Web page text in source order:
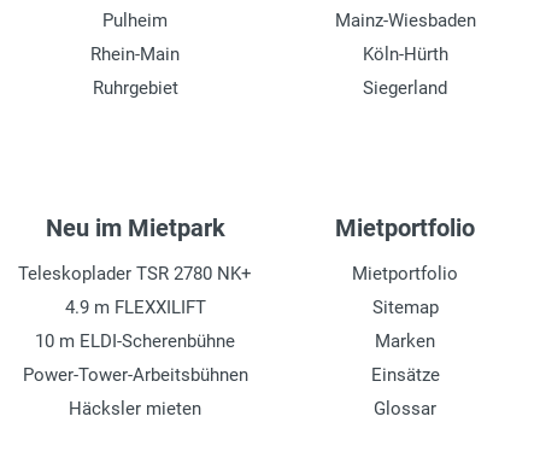
Pulheim
Rhein-Main
Ruhrgebiet
Mainz-Wiesbaden
Köln-Hürth
Siegerland
Neu im Mietpark
Teleskoplader TSR 2780 NK+
4.9 m FLEXXILIFT
10 m ELDI-Scherenbühne
Power-Tower-Arbeitsbühnen
Häcksler mieten
Mietportfolio
Mietportfolio
Sitemap
Marken
Einsätze
Glossar